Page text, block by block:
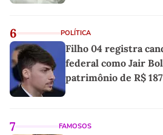
6 POLÍTICA
Filho 04 registra
federal como Jair
patrimônio de R$
7 FAMOSOS